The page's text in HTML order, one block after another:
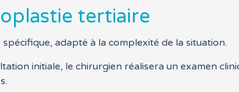
tertiaire
adapté à la complexité de la situation.
initiale, le chirurgien réalisera un examen